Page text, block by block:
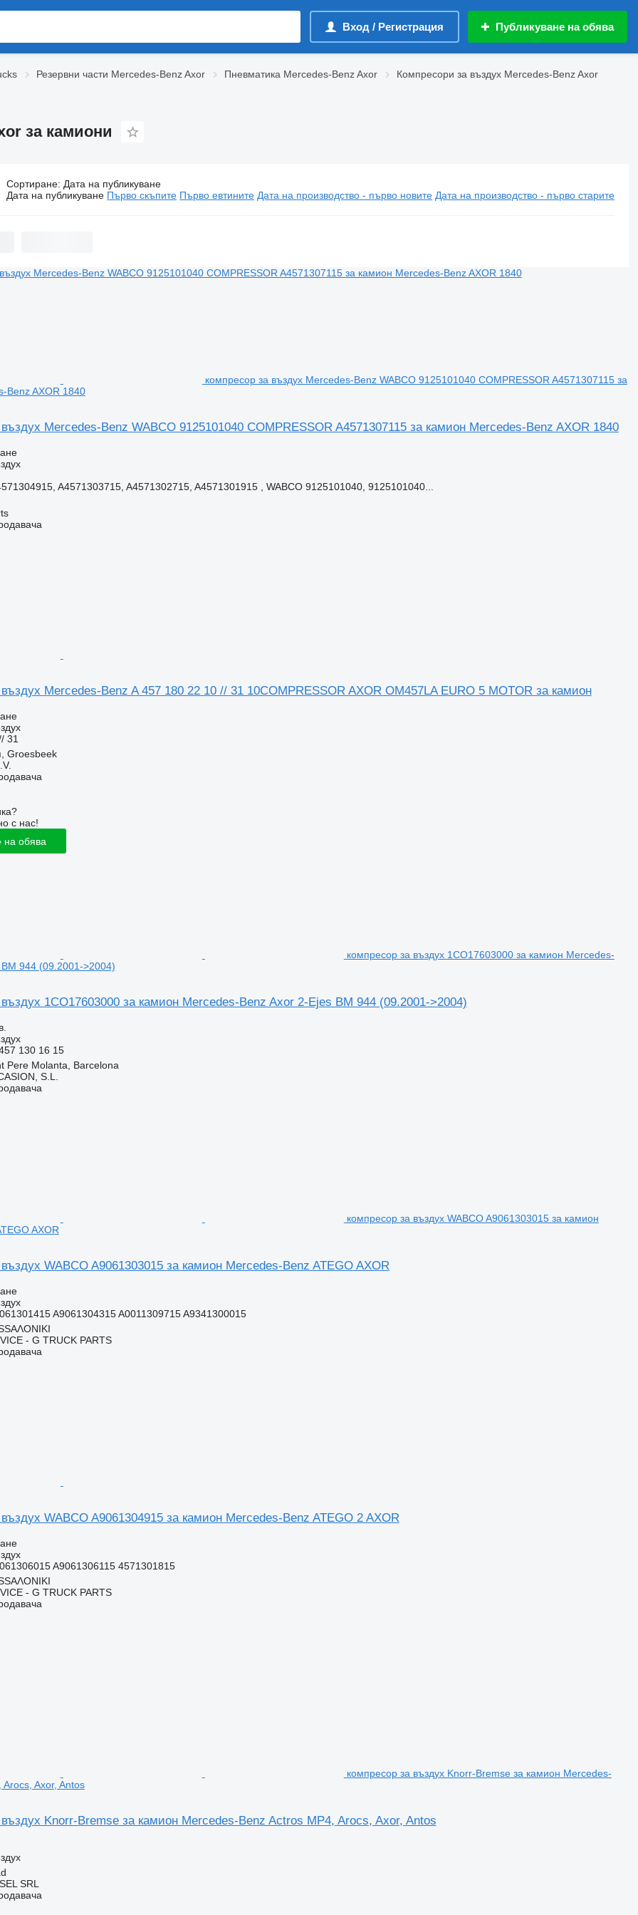
Вход / Регистрация Публикуване на обява
Резервни части Mercedes-Benz Axor Пневматика Mercedes-Benz Axor
Компресори за въздух Mercedes-Benz Axor
за камиони
за въздух Mercedes-Benz Axor за камиони
Сортиране: Дата на публикуване
Дата на публикуване Първо скъпите Първо евтините Дата на производство - първо новите Дата на производство - първо старите
компресор за въздух Mercedes-Benz WABCO 9125101040 COMPRESSOR A4571307115 за
Benz AXOR 1840
Mercedes-Benz WABCO 9125101040 COMPRESSOR A4571307115 за камион Mercedes-Benz AXOR 1840
A4571303715, A4571302715, A4571301915 , WABCO 9125101040, 9125101040...
Mercedes-Benz A 457 180 22 10 // 31 10COMPRESSOR AXOR OM457LA EURO 5 MOTOR за камион
31
Groesbeek
с нас!
на обява
компресор за въздух 1CO17603000 за камион Mercedes-
944 (09.2001->2004)
1CO17603000 за камион Mercedes-Benz Axor 2-Ejes BM 944 (09.2001->2004)
130 16 15
Pere Molanta, Barcelona
S.L.
компресор за въздух WABCO A9061303015 за камион
AXOR
WABCO A9061303015 за камион Mercedes-Benz ATEGO AXOR
A9061304315 A0011309715 A9341300015
- G TRUCK PARTS
WABCO A9061304915 за камион Mercedes-Benz ATEGO 2 AXOR
A9061306115 4571301815
- G TRUCK PARTS
компресор за въздух Knorr-Bremse за камион Mercedes-
Axor, Antos
Knorr-Bremse за камион Mercedes-Benz Actros MP4, Arocs, Axor, Antos
SRL